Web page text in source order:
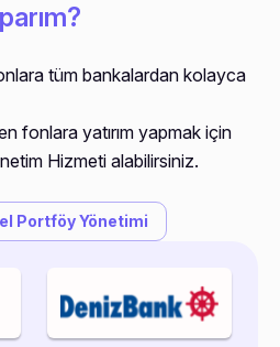
tüm bankalardan kolayca
fonlara yatırım yapmak için
Hizmeti alabilirsiniz.
Portföy Yönetimi